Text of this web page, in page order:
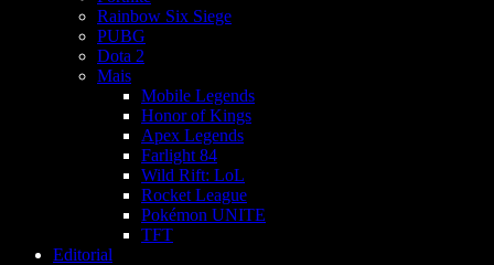
Rainbow Six Siege
PUBG
Dota 2
Mais
Mobile Legends
Honor of Kings
Apex Legends
Farlight 84
Wild Rift: LoL
Rocket League
Pokémon UNITE
TFT
Editorial